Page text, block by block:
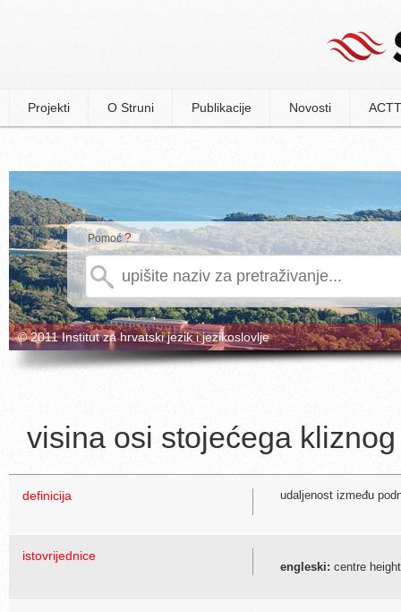
Projekti O Struni Publikacije Novosti
Pomoć?
© 2011 Institut za hrvatski jezik i jezikoslovlje
visina osi stojećega
definicija udaljenost između
istovrijednice
engleski: centre